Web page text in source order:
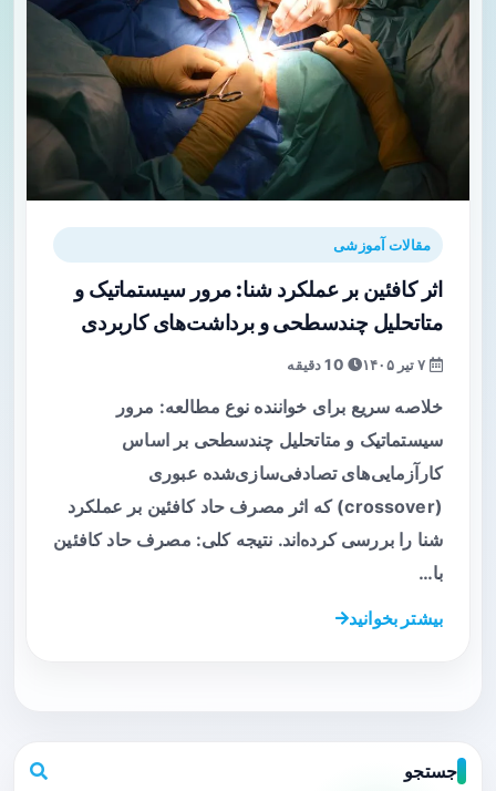
مقالات آموزشی
اثر کافئین بر عملکرد شنا: مرور سیستماتیک و
متا‌تحلیل چندسطحی و برداشت‌های کاربردی
خلاصه سریع برای خواننده نوع مطالعه: مرور
سیستماتیک و متا‌تحلیل چندسطحی بر اساس
کارآزمایی‌های تصادفی‌سازی‌شده عبوری
(crossover) که اثر مصرف حاد کافئین بر عملکرد
شنا را بررسی کرده‌اند. نتیجه کلی: مصرف حاد کافئین
با…
بیشتر بخوانید
جستجو